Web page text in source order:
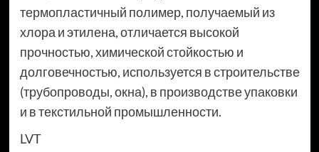
термопластичный полимер, получаемый из
хлора и этилена, отличается высокой
прочностью, химической стойкостью и
долговечностью, используется в строительстве
(трубопроводы, окна), в производстве упаковки
и в текстильной промышленности.
LVT